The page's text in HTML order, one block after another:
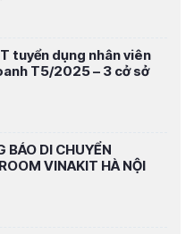
tuyển dụng nhân viên
T5/2025 – 3 cở sở
BÁO DI CHUYỂN
VINAKIT HÀ NỘI